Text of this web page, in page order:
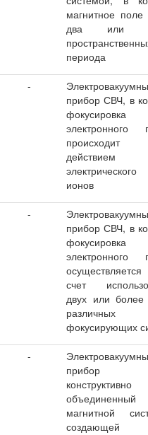
магнитное поле
два или
периода
-
прибор СВЧ, в
фокусировка
электронного
действием
ионов
-
прибор СВЧ, в
фокусировка
электронного
счет
двух или более
различных
фокусирующих
-
прибор
конструктивно
магнитной
создающей